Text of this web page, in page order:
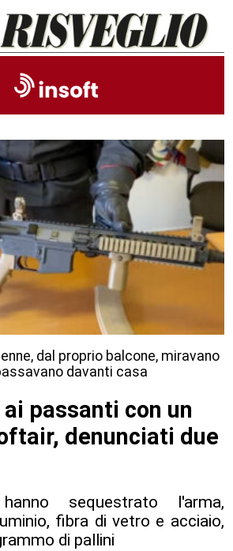
dal proprio balcone, miravano
davanti casa
passanti con un
denunciati due
sequestrato l'arma,
fibra di vetro e acciaio,
di pallini